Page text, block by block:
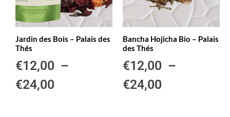
Jardin des Bois – Palais des
Thés
€12,00 –
€24,00
Bancha Hojicha Bio – Palais
des Thés
€12,00 –
€24,00